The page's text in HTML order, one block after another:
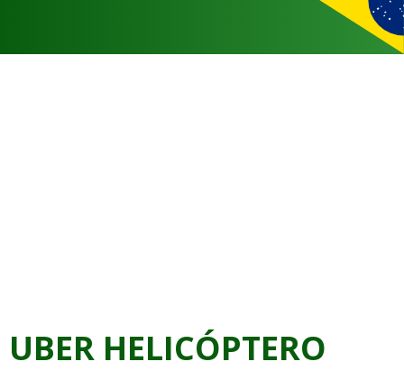
UBER HELICÓPTERO